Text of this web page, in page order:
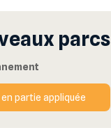
parcs
partie appliquée